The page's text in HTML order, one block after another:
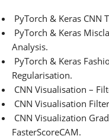
PyTorch & Keras CNN
PyTorch & Keras
Analysis.
PyTorch & Keras
Regularisation.
CNN Visualisation –
CNN Visualisation
CNN Visualization
FasterScoreCAM.